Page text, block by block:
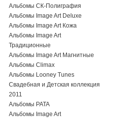
Альбомы СК-Полиграфия
Альбомы Image Art Deluxe
Альбомы Image Art Кожа
Альбомы Image Art
Традиционные
Альбомы Image Art Магнитные
Альбомы Climax
Альбомы Looney Tunes
Свадебная и Детская коллекция
2011
Альбомы PATA
Альбомы Image Art